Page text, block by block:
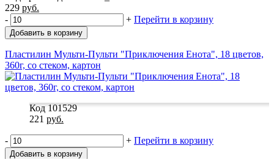
229 руб.
-
+ Перейти в корзину
Добавить в корзину
Пластилин Мульти-Пульти "Приключения Енота", 18 цветов,
360г, со стеком, картон
Код 101529
221 руб.
- + Перейти в корзину
Добавить в корзину